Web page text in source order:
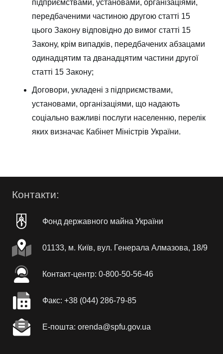
підприємствами, установами, організаціями,
передбаченими частиною другою статті 15
цього Закону відповідно до вимог статті 15
Закону, крім випадків, передбачених абзацами
одинадцятим та дванадцятим частини другої
статті 15 Закону;
Договори, укладені з підприємствами,
установами, організаціями, що надають
соціально важливі послуги населенню, перелік
яких визначає Кабінет Міністрів України.
Контакти:
Фонд державного майна України
01133, м. Київ, вул. Генерала Алмазова, 18/9
Контакт-центр: 0-800-50-56-46
Факc: +38 (044) 286-79-85
Е-пошта: orenda@spfu.gov.ua